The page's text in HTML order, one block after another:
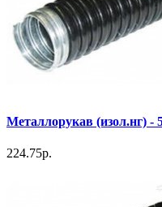
Металлорукав (изол.нг)
224.75р.